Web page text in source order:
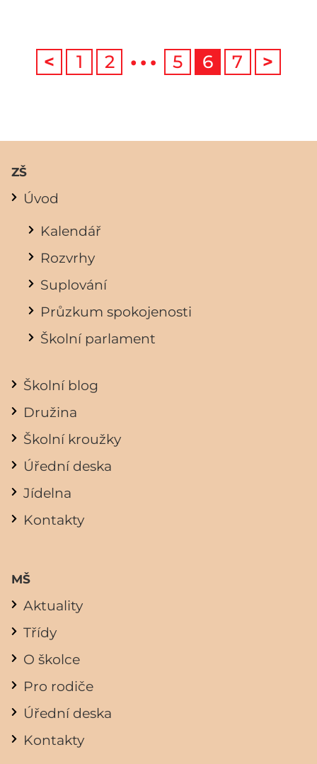
< 1 2 … 5 6 7 >
ZŠ
Úvod
Kalendář
Rozvrhy
Suplování
Průzkum spokojenosti
Školní parlament
Školní blog
Družina
Školní kroužky
Úřední deska
Jídelna
Kontakty
MŠ
Aktuality
Třídy
O školce
Pro rodiče
Úřední deska
Kontakty